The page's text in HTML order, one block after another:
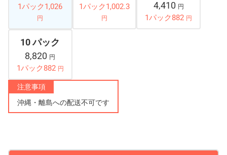
1パック1,026
円
1パック1,002.3
円
4,410 円
1パック882 円
10 パック
8,820 円
1パック882 円
注意事項
沖縄・離島への配送不可です